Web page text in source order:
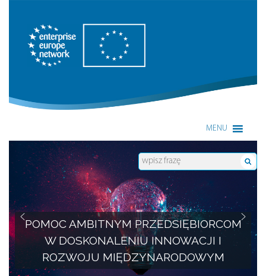
Enterprise Europe Network
MENU
POMOC AMBITNYM PRZEDSIĘBIORCOM
W DOSKONALENIU INNOWACJI I
ROZWOJU MIĘDZYNARODOWYM